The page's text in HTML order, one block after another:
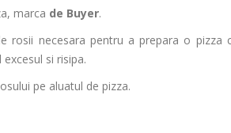
marca de Buyer.
rosii necesara pentru a prepara o pizza
si risipa.
pe aluatul de pizza.